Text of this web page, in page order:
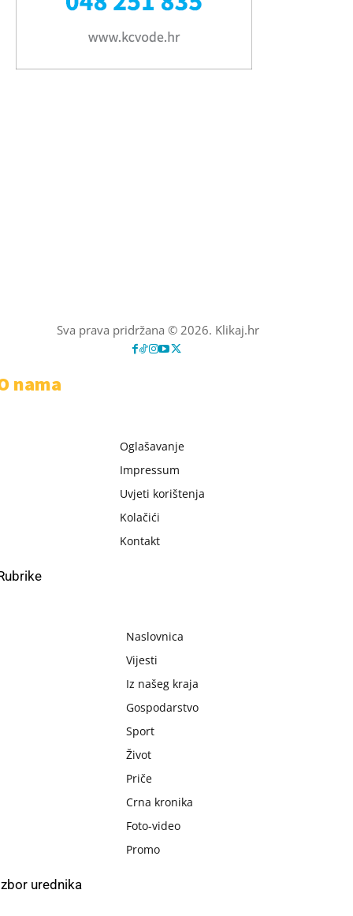
Sva prava pridržana © 2026. Klikaj.hr
nama
Oglašavanje
Impressum
Uvjeti korištenja
Kolačići
Kontakt
Naslovnica
Vijesti
Iz našeg kraja
Gospodarstvo
Sport
Život
Priče
Crna kronika
Foto-video
Promo
urednika